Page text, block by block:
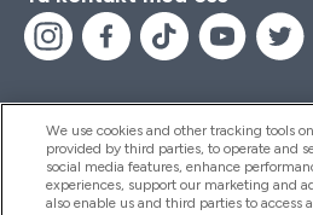
Hjälp & Information
We use cookies and other tracking tools
provided by third parties, to operate and
social media features, enhance
experiences, support our marketing and
also enable us and third parties to access